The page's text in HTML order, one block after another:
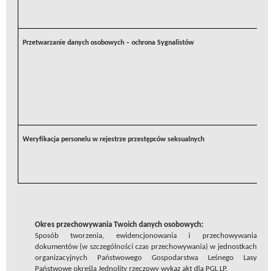
Przetwarzanie danych osobowych – ochrona Sygnalistów
Weryfikacja personelu w rejestrze przestępców seksualnych
Okres przechowywania Twoich danych osobowych:
Sposób tworzenia, ewidencjonowania i przechowywania
dokumentów (w szczególności czas przechowywania) w jednostkach
organizacyjnych Państwowego Gospodarstwa Leśnego Lasy
Państwowe określa Jednolity rzeczowy wykaz akt dla PGL LP.